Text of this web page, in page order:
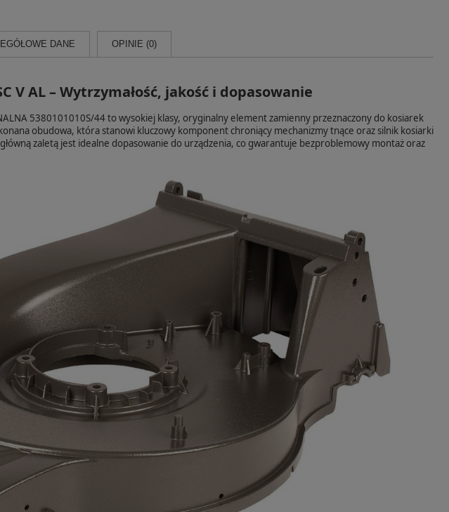
DANE OPINIE (0)
V AL – Wytrzymałość, jakość i dopasowanie
5380101010S/44 to wysokiej klasy, oryginalny element zamienny przeznaczony do kosiarek
obudowa, która stanowi kluczowy komponent chroniący mechanizmy tnące oraz silnik kosiarki
zaletą jest idealne dopasowanie do urządzenia, co gwarantuje bezproblemowy montaż oraz